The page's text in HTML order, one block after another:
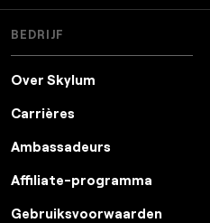
BEDRIJF
Over Skylum
Carrières
Ambassadeurs
Affiliate-programma
Gebruiksvoorwaarden